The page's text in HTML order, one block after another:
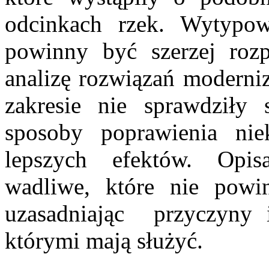
odcinkach rzek.
powinny być szerzej
analizę rozwiązań
zakresie nie sprawdziły
sposoby poprawienia
lepszych efektów.
wadliwe, które nie
uzasadniając
którymi mają służyć.